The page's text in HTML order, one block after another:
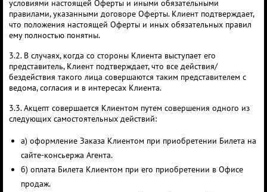
условиями настоящей Оферты и иными обязательными
правилами, указанными договоре Оферты. Клиент подтверждает,
что положения настоящей Оферты и иных обязательных правил
ему полностью понятны.
3.2. В случаях, когда со стороны Клиента выступает его
представитель, Клиент подтверждает, что все действия/
бездействия такого лица совершаются таким представителем с
ведома, согласия и в интересах Клиента.
3.3. Акцепт совершается Клиентом путем совершения одного из
следующих самостоятельных действий:
а) оформление Заказа Клиентом при приобретении Билета на
сайте-консьержа Агента.
б) оплата Билета Клиентом при его приобретении в Офисе
продаж.